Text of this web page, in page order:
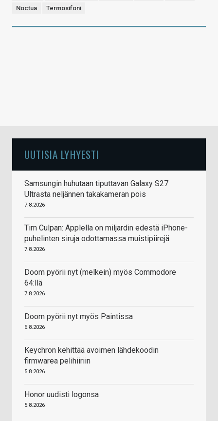
Noctua
Termosifoni
UUTISIA LYHYESTI
Samsungin huhutaan tiputtavan Galaxy S27
Ultrasta neljännen takakameran pois
7.8.2026
Tim Culpan: Applella on miljardin edestä iPhone-
puhelinten siruja odottamassa muistipiirejä
7.8.2026
Doom pyörii nyt (melkein) myös Commodore
64:llä
7.8.2026
Doom pyörii nyt myös Paintissa
6.8.2026
Keychron kehittää avoimen lähdekoodin
firmwarea pelihiiriin
5.8.2026
Honor uudisti logonsa
5.8.2026